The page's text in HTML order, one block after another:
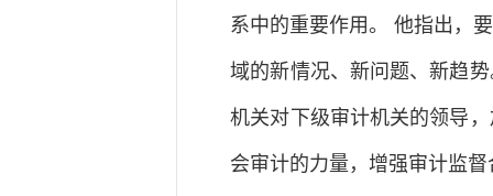
系中的重要作用。 他指出，
域的新情况、新问题、新趋
机关对下级审计机关的领导
会审计的力量，增强审计监督